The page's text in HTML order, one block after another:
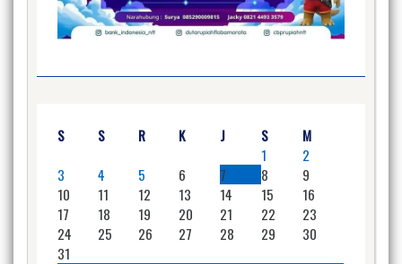
S S R K J S
M
1
2
3
4 5 6 7 8
9
10
11 12 13 14 15
16
17
18 19 20 21 22
23
24
25 26 27 28 29
30
31